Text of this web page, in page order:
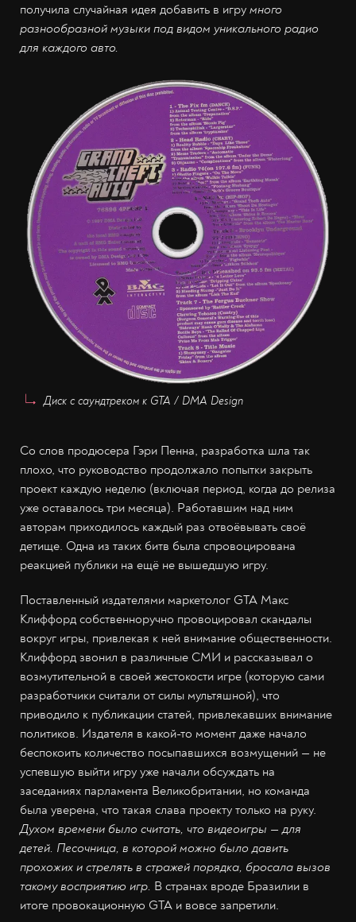
получила случайная идея добавить в игру много
разнообразной музыки под видом уникального радио
для каждого авто.
Диск с саундтреком к GTA / DMA Design
Со слов продюсера Гэри Пенна, разработка шла так
плохо, что руководство продолжало попытки закрыть
проект каждую неделю (включая период, когда до релиза
уже оставалось три месяца). Работавшим над ним
авторам приходилось каждый раз отвоёвывать своё
детище. Одна из таких битв была спровоцирована
реакцией публики на ещё не вышедшую игру.
Поставленный издателями маркетолог GTA Макс
Клиффорд собственноручно провоцировал скандалы
вокруг игры, привлекая к ней внимание общественности.
Клиффорд звонил в различные СМИ и рассказывал о
возмутительной в своей жестокости игре (которую сами
разработчики считали от силы мультяшной), что
приводило к публикации статей, привлекавших внимание
политиков. Издателя в какой-то момент даже начало
беспокоить количество посыпавшихся возмущений — не
успевшую выйти игру уже начали обсуждать на
заседаниях парламента Великобритании, но команда
была уверена, что такая слава проекту только на руку.
Духом времени было считать, что видеоигры — для
детей. Песочница, в которой можно было давить
прохожих и стрелять в стражей порядка, бросала вызов
такому восприятию игр. В странах вроде Бразилии в
итоге провокационную GTA и вовсе запретили.